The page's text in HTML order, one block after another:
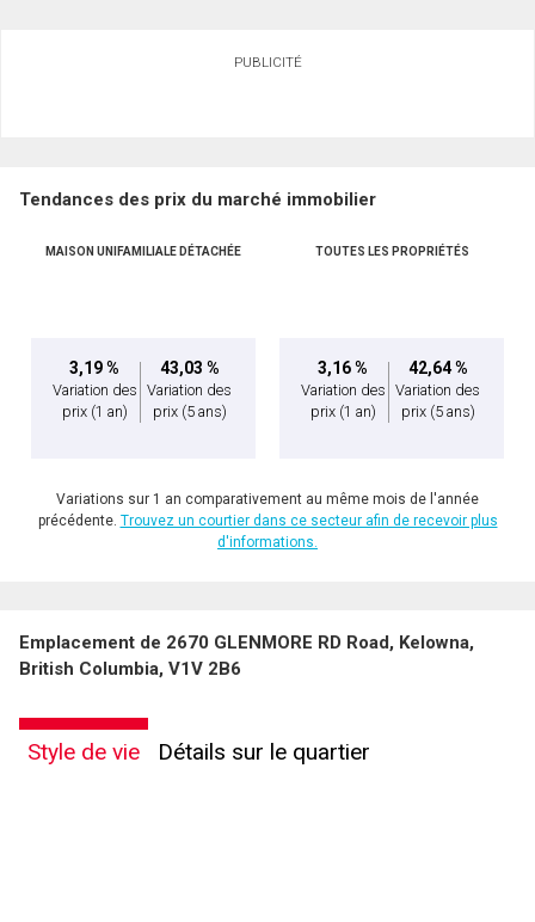
PUBLICITÉ
Tendances des prix du marché immobilier
MAISON UNIFAMILIALE DÉTACHÉE
3,19 %
Variation des
prix (1 an)
43,03 %
Variation des
prix (5 ans)
TOUTES LES PROPRIÉTÉS
3,16 %
Variation des
prix (1 an)
42,64 %
Variation des
prix (5 ans)
Variations sur 1 an comparativement au même mois de l'année
précédente. Trouvez un courtier dans ce secteur afin de recevoir plus
d'informations.
Emplacement de 2670 GLENMORE RD Road, Kelowna,
British Columbia, V1V 2B6
Style de vie Détails sur le quartier